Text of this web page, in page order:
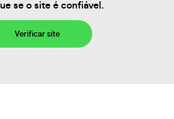
se o site é confiável.
Verificar site